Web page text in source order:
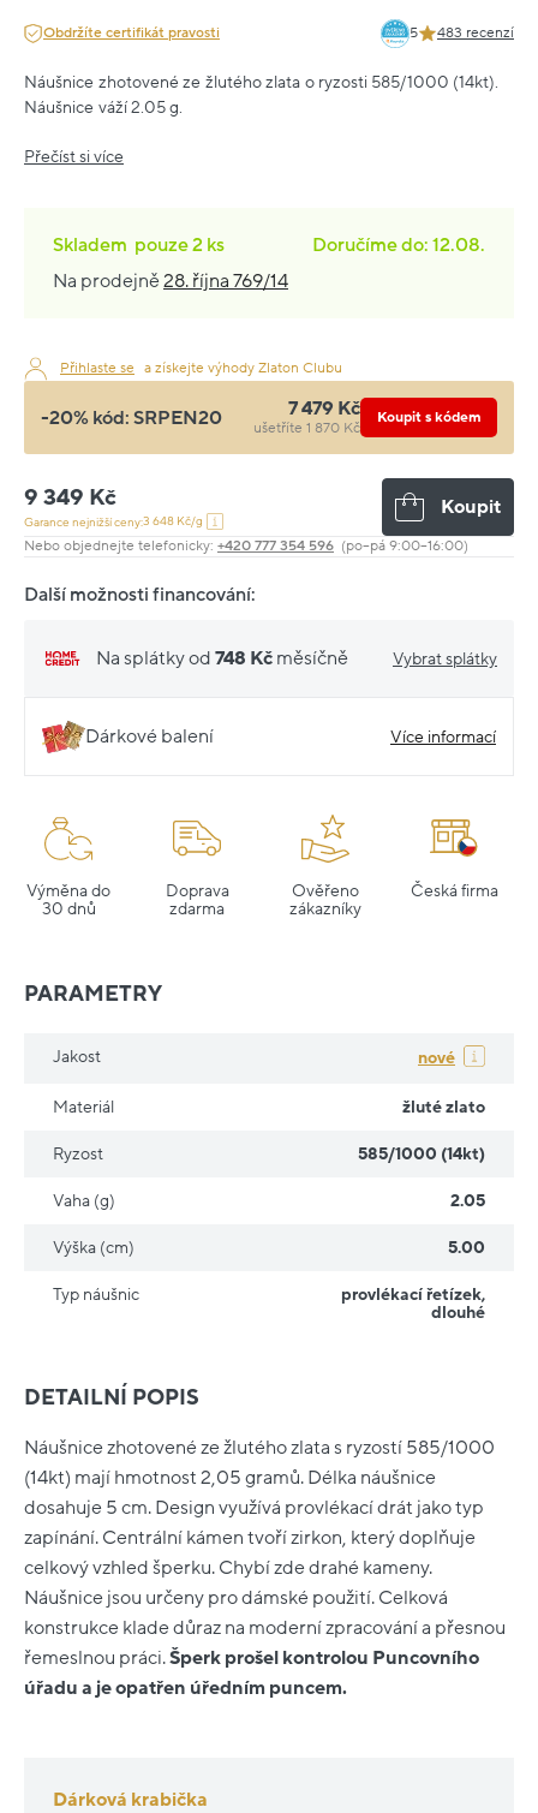
Obdržíte certifikát pravosti 5 483 recenzí
Náušnice zhotovené ze žlutého zlata o ryzosti 585/1000 (14kt).
Náušnice váží 2.05 g.
Přečíst si více
Skladem pouze2 ks
Doručíme do: 12.08.
Na prodejně28. října 769/14
Přihlaste se a získejte výhody Zlaton Clubu
-20% kód: SRPEN20 7 479 Kč
ušetříte 1 870 Kč
Koupit s kódem
9 349 Kč
Garance nejnižší ceny:3 648 Kč/g
Koupit
Nebo objednejte telefonicky: +420 777 354 596 (po–pá 9:00–16:00)
Další možnosti financování:
Na splátky od 748 Kč měsíčně Vybrat splátky
Dárkové balení Více informací
Výměna do
30 dnů
Doprava
zdarma
Ověřeno
zákazníky
Česká firma
DETAILNÍ POPIS
Náušnice zhotovené ze žlutého zlata s ryzostí 585/1000
(14kt) mají hmotnost 2,05 gramů. Délka náušnice
dosahuje 5 cm. Design využívá provlékací drát jako typ
zapínání. Centrální kámen tvoří zirkon, který doplňuje
celkový vzhled šperku. Chybí zde drahé kameny.
Náušnice jsou určeny pro dámské použití. Celková
konstrukce klade důraz na moderní zpracování a přesnou
řemeslnou práci.Šperk prošel kontrolou Puncovního
úřadu a je opatřen úředním puncem.
Dárková krabička
PARAMETRY
Jakost nové
Materiál žluté zlato
Ryzost 585/1000 (14kt)
Vaha (g) 2.05
Výška (cm) 5.00
Typ náušnic provlékací řetízek,
dlouhé